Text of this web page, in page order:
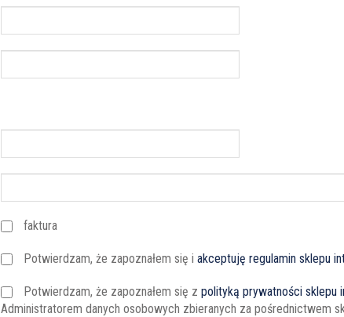
faktura
Potwierdzam, że zapoznałem się i akceptuję regulamin sklepu
Potwierdzam, że zapoznałem się z polityką prywatności sklepu
Administratorem danych osobowych zbieranych za pośrednictwem